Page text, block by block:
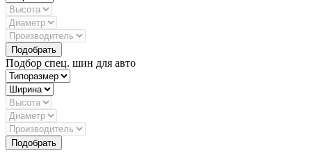
Подбор спец. шин для авто